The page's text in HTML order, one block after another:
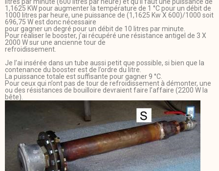
1,1625 KW pour augmenter la température de 1 °C pour un débit de
1000 litres par heure, une puissance de (1,1625 Kw X 600)/1000 soit
696,75 W est donc nécessaire
pour gagner un degré pour un débit de 10 litres par minute.
Pour réaliser le booster, j’ai récupéré une résistance antigel de 3 X
2000 W sur une ancienne tour de
refroidissement.
Je l’ai insérée dans un tube aussi petit que possible, si bien que la
contenance du booster est de l’ordre du litre.
La puissance totale est suffisante pour gagner 9 °C.
Pour ceux qui n’ont pas de tour de refroidissement à démonter, une
ou des résistances de bouilloire devraient faire l’affaire (2200 W la
bête).